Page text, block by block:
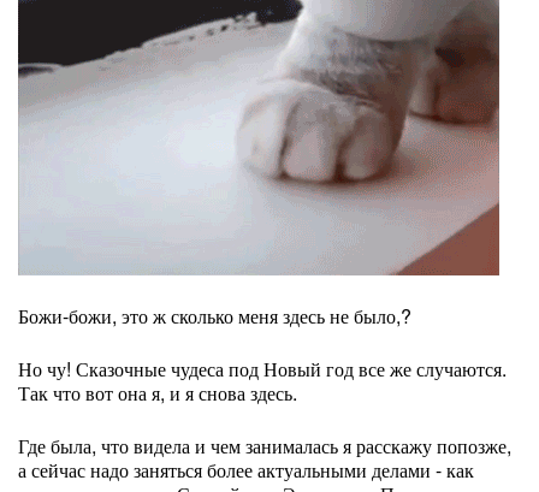
Божи-божи, это ж сколько меня здесь не было,?
Но чу! Сказочные чудеса под Новый год все же случаются.
Так что вот она я, и я снова здесь.
Где была, что видела и чем занималась я расскажу попозже,
а сейчас надо заняться более актуальными делами - как